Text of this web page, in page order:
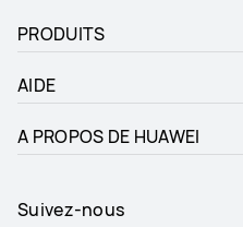
PRODUITS
AIDE
A PROPOS DE HUAWEI
Suivez-nous